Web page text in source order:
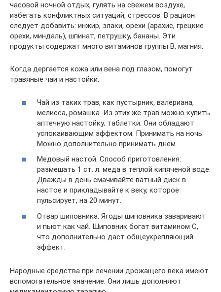
часовой ночной отдых, гулять на свежем воздухе,
избегать конфликтных ситуаций, стрессов. В рацион
следует добавить: инжир, злаки, орехи (арахис, грецкие
орехи, миндаль), шпинат, петрушку, бананы. Эти
продукты содержат много витаминов группы B, магния.
Когда дергается кожа или вена под глазом, помогут
травяные чаи и настойки:
Чай из таких трав, как пустырник, валериана,
мелисса, ромашка. Из этих же трав можно купить
аптечную настойку, таблетки. Они обладают
успокаивающим эффектом. Принимать на ночь.
Можно дополнительно принимать днем.
Медовый настой. Способ приготовления:
размешать 1 ст. л. меда в теплой кипяченой воде.
Дважды в день смачивайте ватный диск в
настое и прикладывайте к веку, которое
пульсирует, на 20 минут.
Отвар шиповника. Ягоды шиповника заваривают
и пьют как чай. Шиповник богат витамином C,
что дополнительно даст общеукрепляющий
эффект.
Народные средства при лечении дрожащего века имеют
вспомогательное значение. Они лишь дополняют